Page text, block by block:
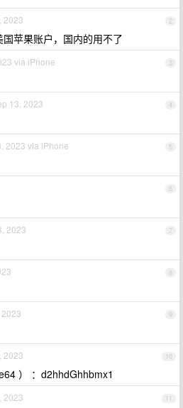
2
2023
国苹果账户，国内的用不了
3
via iPhone
4
13, 2023
5
2023 via iPhone
6
7
2023
8
9
10
2023
） ：d2hhdGhhbmx1
11
2023